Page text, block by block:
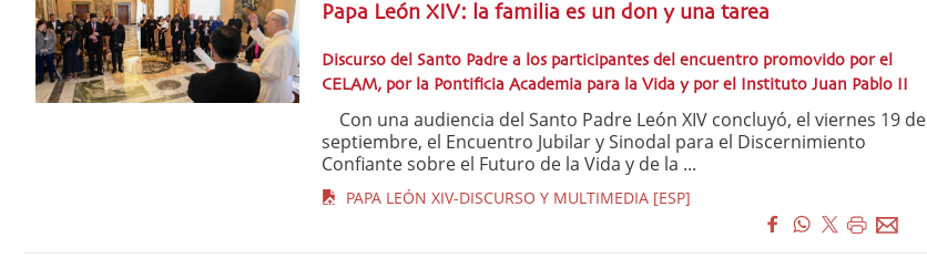
Papa León XIV: la familia es un don y una tarea
Discurso del Santo Padre a los participantes del encuentro promovido por el
CELAM, por la Pontificia Academia para la Vida y por el Instituto Juan Pablo II
Con una audiencia del Santo Padre León XIV concluyó, el viernes 19 de
septiembre, el Encuentro Jubilar y Sinodal para el Discernimiento
Confiante sobre el Futuro de la Vida y de la ...
PAPA LEÓN XIV-DISCURSO Y MULTIMEDIA [ESP]